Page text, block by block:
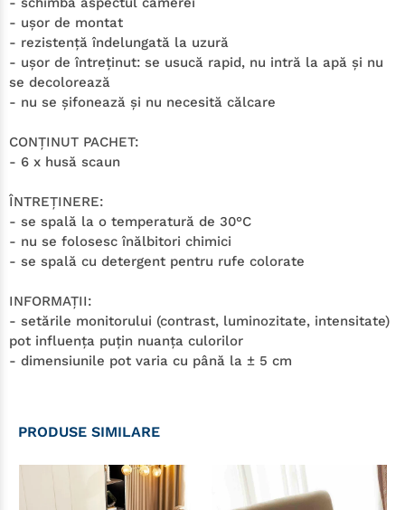
- uşor de montat
- rezistenţă îndelungată la uzură
- uşor de întreţinut: se usucă rapid, nu intră la apă şi nu
se decolorează
- nu se şifonează şi nu necesită călcare
CONŢINUT PACHET:
- 6 x husă scaun
ÎNTREŢINERE:
- se spală la o temperatură de 30°C
- nu se folosesc înălbitori chimici
- se spală cu detergent pentru rufe colorate
INFORMAŢII:
- setările monitorului (contrast, luminozitate, intensitate)
pot influenţa puţin nuanţa culorilor
- dimensiunile pot varia cu până la ± 5 cm
PRODUSE SIMILARE